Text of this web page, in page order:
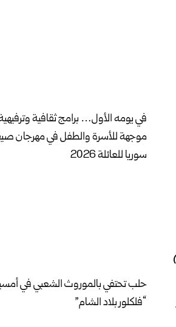
في يومه الأول… برامج ثقافية
موجهة للأسرة والطفل في مهرجان
سوريا للعائلة 2026
حلب تحتفي بالموروث الشعبي في
“فلكلور بلاد الشام”